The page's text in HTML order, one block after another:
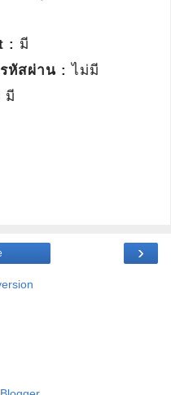
: มี
รหัสผ่าน :ไม่มี
มี
›